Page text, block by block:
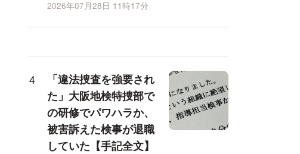
2026年07月28日 11時17分
「違法捜査を強要され
た」大阪地検特捜部で
の研修でパワハラか、
被害訴えた検事が退職
していた【手記全文】